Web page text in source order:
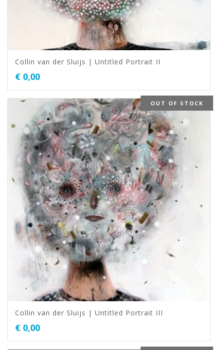
Collin van der Sluijs | Untitled Portrait II
€ 0,00
OUT OF STOCK
Collin van der Sluijs | Untitled Portrait III
€ 0,00